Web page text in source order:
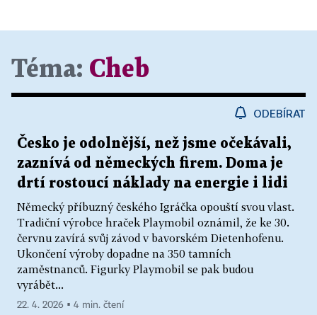
Téma: Cheb
ODEBÍRAT
Česko je odolnější, než jsme očekávali,
zaznívá od německých firem. Doma je
drtí rostoucí náklady na energie i lidi
Německý příbuzný českého Igráčka opouští svou vlast.
Tradiční výrobce hraček Playmobil oznámil, že ke 30.
červnu zavírá svůj závod v bavorském Dietenhofenu.
Ukončení výroby dopadne na 350 tamních
zaměstnanců. Figurky Playmobil se pak budou
vyrábět...
22. 4. 2026 ▪ 4 min. čtení